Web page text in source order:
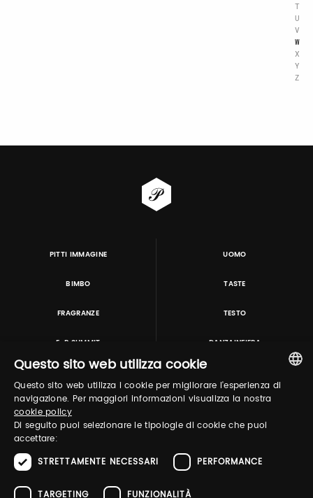
T
U
V
W
X
Y
Z
PITTI IMMAGINE UOMO
BIMBO TASTE
FRAGRANZE TESTO
E-P SUMMIT DANZAINFIERA
TUTORING & CONSULTING
ITALIAN
Questo sito web utilizza cookie
Questo sito web utilizza i cookie per migliorare l'esperienza di
navigazione. Per maggiori informazioni visualizza la nostra
cookie policy
Di seguito puoi selezionare le tipologie di cookie che puoi
accettare:
STRETTAMENTE NECESSARI
PERFORMANCE
TARGETING FUNZIONALITÀ